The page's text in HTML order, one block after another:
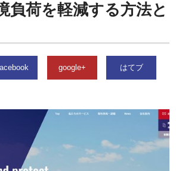
負荷を軽減する方法と
google+ はてブ